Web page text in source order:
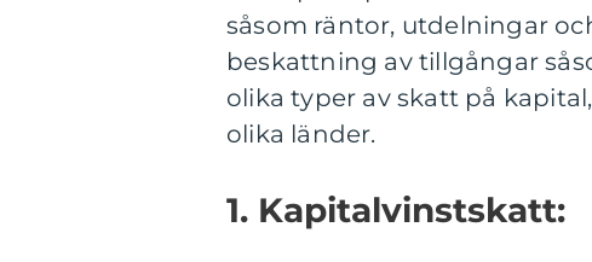
såsom räntor, utdelningar
beskattning av tillgångar
olika typer av skatt på
olika länder.
1. Kapitalvinstskatt: